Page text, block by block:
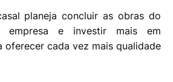
planeja concluir as obras do
empresa e investir mais em
oferecer cada vez mais qualidade